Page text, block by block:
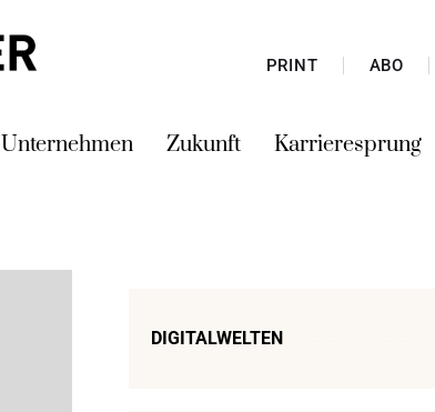
PRINT ABO
Unternehmen Zukunft Karrieresprung
DIGITALWELTEN